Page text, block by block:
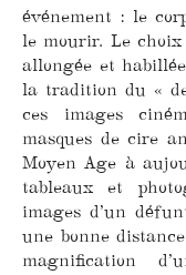
événement : le
le mourir. Le
allongée et
la tradition du «
ces images
masques de cire
Moyen Age à
tableaux et
images d’un
une bonne
magnification